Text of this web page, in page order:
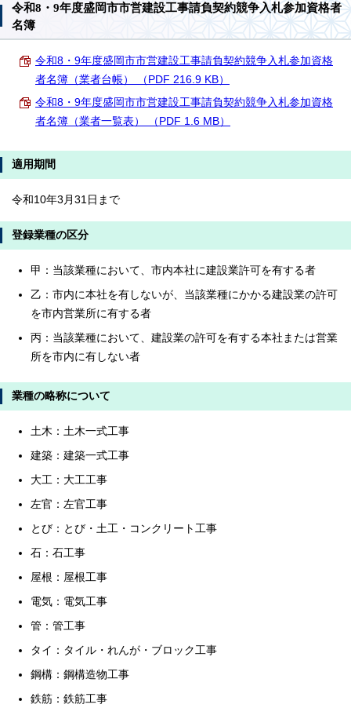
令和8・9年度盛岡市市営建設工事請負契約競争入札参加資格者
名簿
令和8・9年度盛岡市市営建設工事請負契約競争入札参加資格
者名簿（業者台帳） （PDF 216.9 KB）
令和8・9年度盛岡市市営建設工事請負契約競争入札参加資格
者名簿（業者一覧表） （PDF 1.6 MB）
適用期間
令和10年3月31日まで
登録業種の区分
甲：当該業種において、市内本社に建設業許可を有する者
乙：市内に本社を有しないが、当該業種にかかる建設業の許可
を市内営業所に有する者
丙：当該業種において、建設業の許可を有する本社または営業
所を市内に有しない者
業種の略称について
土木：土木一式工事
建築：建築一式工事
大工：大工工事
左官：左官工事
とび：とび・土工・コンクリート工事
石：石工事
屋根：屋根工事
電気：電気工事
管：管工事
タイ：タイル・れんが・ブロック工事
鋼構：鋼構造物工事
鉄筋：鉄筋工事